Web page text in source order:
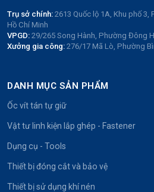
Trụ sở chính: 2613 Quốc lộ 1A, Khu phố 3,
Hồ Chí Minh
VPGD: 29/265 Song Hành, Phường Đông
Xưởng gia công: 276/17 Mã Lò, Phường
DANH MỤC SẢN PHẨM
Ốc vít tán tự giữ
Vật tư linh kiện lắp ghép - Fastener
Dụng cụ - Tools
Thiết bị đóng cắt và bảo vệ
Thiết bị sử dụng khí nén